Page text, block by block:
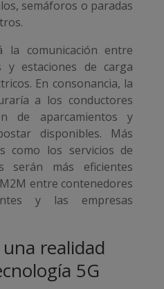
semáforos o paradas
la comunicación entre
y estaciones de carga
En consonancia, la
a los conductores
de aparcamientos y
disponibles. Más
como los servicios de
serán más eficientes
entre contenedores
y las empresas
realidad
5G